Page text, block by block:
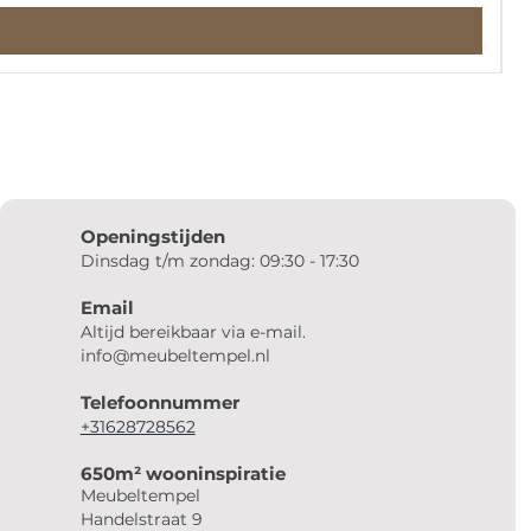
Openingstijden
Dinsdag t/m zondag: 09:30 - 17:30
Email
Altijd bereikbaar via e-mail.
info@meubeltempel.nl
Telefoonnummer
+31628728562
650m² wooninspiratie
Meubeltempel
Handelstraat 9